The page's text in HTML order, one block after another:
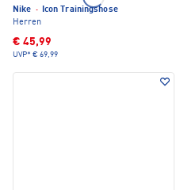
Nike · Icon Trainingshose
Herren
€ 45,99
UVP* € 69,99